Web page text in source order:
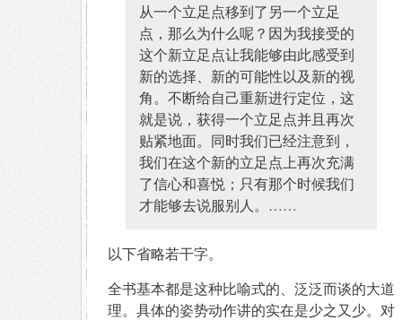
从一个立足点移到了另一个立足
点，那么为什么呢？因为我接受的
这个新立足点让我能够由此感受到
新的选择、新的可能性以及新的视
角。不断给自己重新进行定位，这
就是说，获得一个立足点并且再次
贴紧地面。同时我们已经注意到，
我们在这个新的立足点上再次充满
了信心和喜悦；只有那个时候我们
才能够去说服别人。……
以下省略若干字。
全书基本都是这种比喻式的、泛泛而谈的大道
理。具体的姿势动作讲的实在是少之又少。对